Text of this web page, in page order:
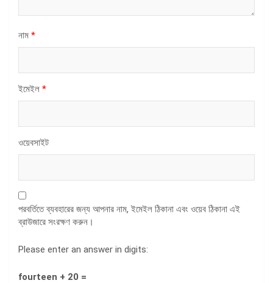
নাম *
ইমেইল *
ওয়েবসাইট
পরবর্তিতে ব্যবহারের জন্য আপনার নাম, ইমেইল ঠিকানা এবং ওয়েব ঠিকানা এই
ব্রাউজারে সংরক্ষণ করুন।
Please enter an answer in digits:
fourteen + 20 =